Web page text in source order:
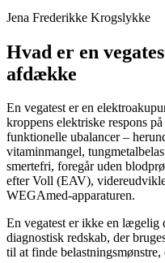
Jena Frederikke Krogslykke
Hvad er en
afdække
En vegatest er en
kroppens elektriske respons
funktionelle ubalancer –
vitaminmangel,
smertefri, foregår uden
efter Voll (EAV),
WEGAmed-apparaturen.
En vegatest er ikke en lægelig
diagnostisk redskab, der
til at finde